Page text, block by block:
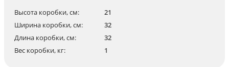
Высота коробки, см:
21
Ширина коробки, см:
32
Длина коробки, см:
32
Вес коробки, кг:
1